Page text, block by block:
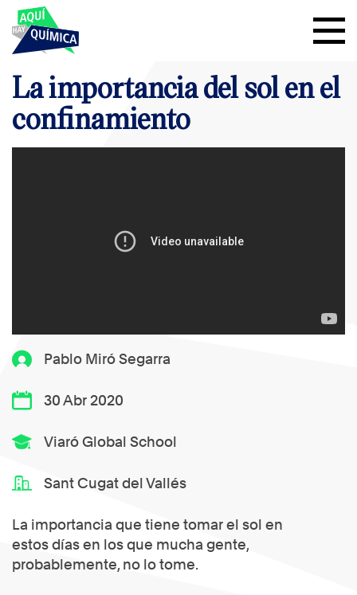
Pablo Miró Segarra
30 Abr 2020
Viaró Global School
Sant Cugat del Vallés
La importancia que tiene tomar el sol en
estos días en los que mucha gente,
probablemente, no lo tome.
La importancia del sol en el
confinamiento